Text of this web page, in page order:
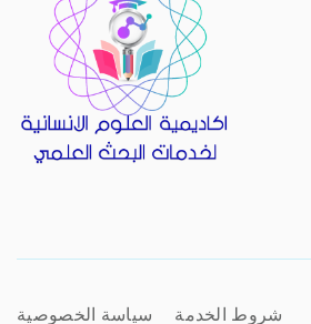
شروط الخدمة سياسة الخصوصية